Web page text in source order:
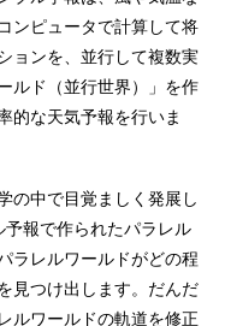
ンピュータで計算して将
ョンを、並行して複数実
ルド（並行世界）」を作
的な天気予報を行いま
の中で目覚ましく発展し
報で作られたパラレル
ラレルワールドがどの程
見つけ出します。だんだ
ルワールドの軌道を修正